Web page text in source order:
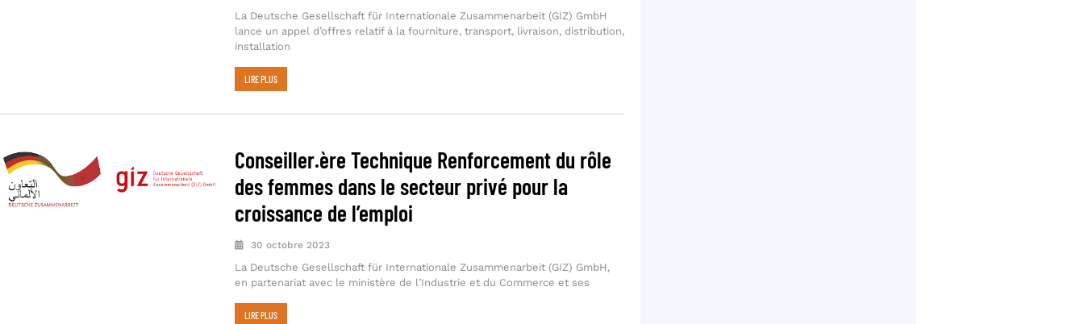
La Deutsche Gesellschaft für Internationale Zusammenarbeit (GIZ) GmbH
lance un appel d’offres relatif à la fourniture, transport, livraison, distribution,
installation
LIRE PLUS
Conseiller.ère Technique Renforcement du rôle
des femmes dans le secteur privé pour la
croissance de l’emploi
30 octobre 2023
La Deutsche Gesellschaft für Internationale Zusammenarbeit (GIZ) GmbH,
en partenariat avec le ministère de l’Industrie et du Commerce et ses
LIRE PLUS